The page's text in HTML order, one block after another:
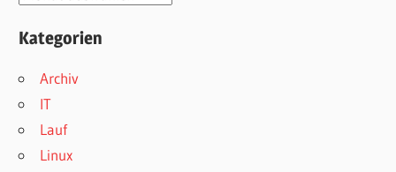
Kategorien
Archiv
IT
Lauf
Linux